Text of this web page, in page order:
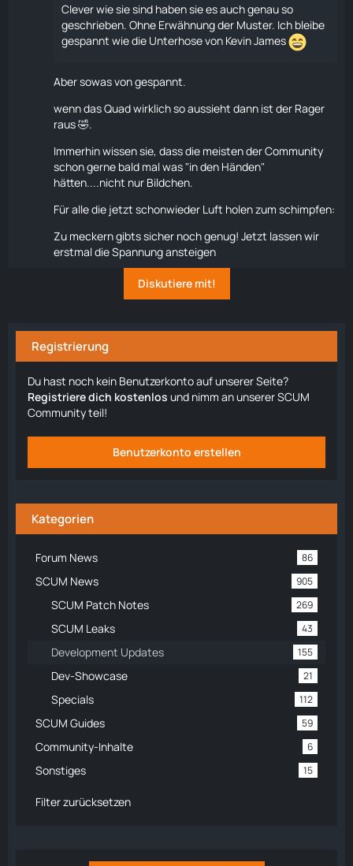
Clever wie sie sind haben sie es auch genau so
geschrieben. Ohne Erwähnung der Muster. Ich bleibe
gespannt wie die Unterhose von Kevin James
Aber sowas von gespannt.
wenn das Quad wirklich so aussieht dann ist der Rager
raus 🤣.
Immerhin wissen sie, dass die meisten der Community
schon gerne bald mal was "in den Händen"
hätten....nicht nur Bildchen.
Für alle die jetzt schonwieder Luft holen zum schimpfen:
Zu meckern gibts sicher noch genug! Jetzt lassen wir
erstmal die Spannung ansteigen
Diskutiere mit!
Registrierung
Du hast noch kein Benutzerkonto auf unserer Seite?
Registriere dich kostenlos und nimm an unserer SCUM
Community teil!
Benutzerkonto erstellen
Kategorien
Forum News 86
SCUM News 905
SCUM Patch Notes 269
SCUM Leaks 43
Development Updates 155
Dev-Showcase 21
Specials 112
SCUM Guides 59
Community-Inhalte 6
Sonstiges 15
Filter zurücksetzen